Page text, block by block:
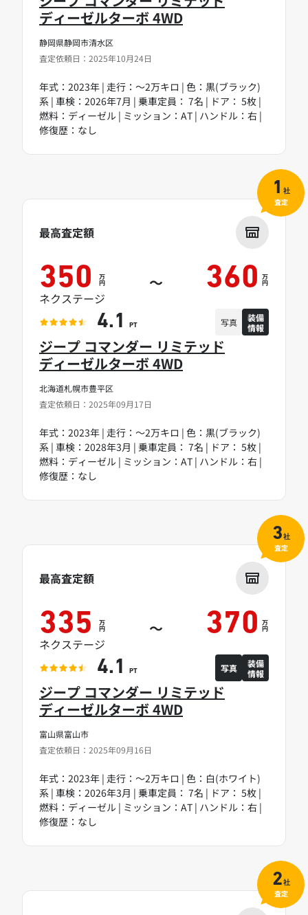
静岡県静岡市清水区
査定依頼日：2025年10月24日
ディーゼルターボ 4WD
年式：2023年 | 走行：～2万キロ | 色：黒(ブラック)
系 | 車検：2026年7月 | 乗車定員： 7名 | ドア： 5枚 |
燃料：ディーゼル | ミッション：AT | ハンドル：右 |
修復歴：なし
北海道札幌市豊平区
査定依頼日：2025年09月17日
ジープ コマンダー リミテッド
ディーゼルターボ 4WD
年式：2023年 | 走行：～2万キロ | 色：黒(ブラック)
系 | 車検：2028年3月 | 乗車定員： 7名 | ドア： 5枚 |
燃料：ディーゼル | ミッション：AT | ハンドル：右 |
修復歴：なし
最高査定額
350 万
円 ～ 360 万
円
ネクステージ
4.1 PT 写真
装備
情報
1 社
査定
富山県富山市
査定依頼日：2025年09月16日
ジープ コマンダー リミテッド
ディーゼルターボ 4WD
年式：2023年 | 走行：～2万キロ | 色：白(ホワイト)
系 | 車検：2026年3月 | 乗車定員： 7名 | ドア： 5枚 |
燃料：ディーゼル | ミッション：AT | ハンドル：右 |
修復歴：なし
最高査定額
335 万
円 ～ 370 万
円
ネクステージ
4.1 PT 写真
装備
情報
3社
査定
2社
査定